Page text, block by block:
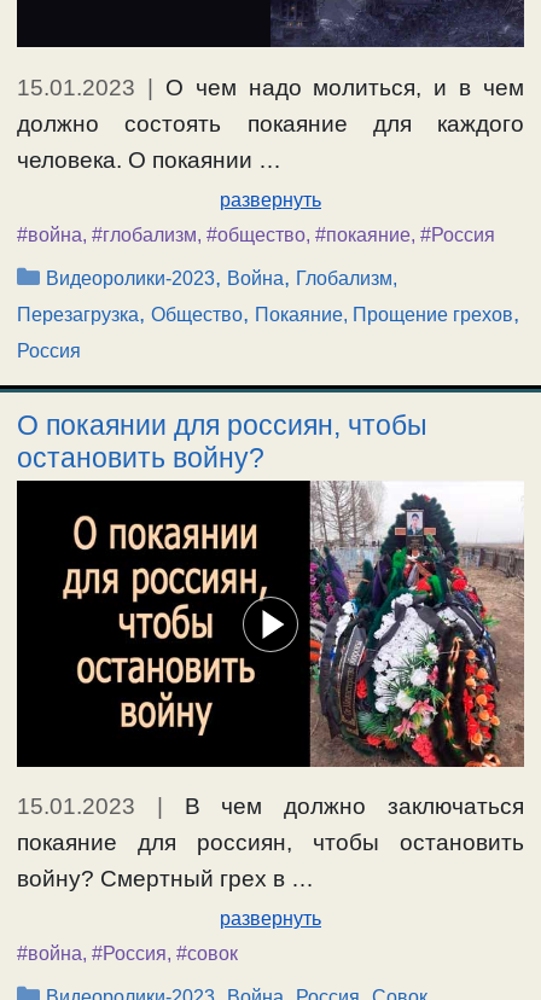
15.01.2023 | О чем надо молиться, и в чем
должно состоять покаяние для каждого
человека. О покаянии …
развернуть
#война, #глобализм, #общество, #покаяние, #Россия
Рубрики
Видеоролики-2023, Война, Глобализм,
Перезагрузка, Общество, Покаяние, Прощение грехов,
Россия
О покаянии для россиян, чтобы
остановить войну?
15.01.2023
В чем должно заключаться
покаяние для россиян, чтобы остановить
войну? Смертный грех в …
развернуть
#война, #Россия, #совок